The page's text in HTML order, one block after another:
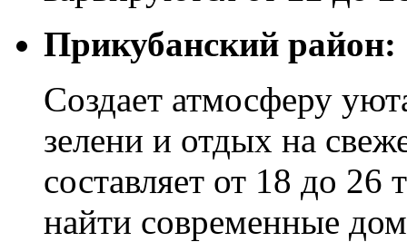
Прикубанский район:
Создает атмосферу
зелени и отдых на
составляет от 18 до
найти современные